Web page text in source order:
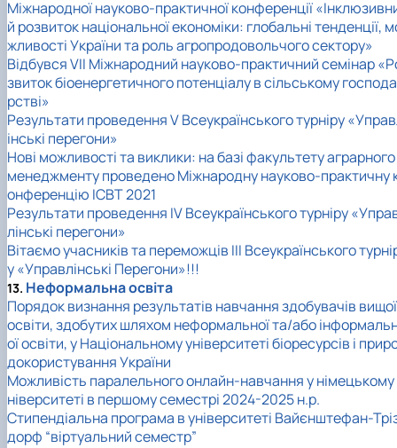
Міжнародної науково-практичної конференції
й розвиток національної економіки: глобальні тенденції,
жливості України та роль агропродовольчого сектору»
Відбувся VII Міжнародний науково-практичний семінар
звиток біоенергетичного потенціалу в сільському господа
рстві»
Результати проведення V Всеукраїнського турніру
інські перегони»
Нові можливості та виклики: на базі факультету аграрного
менеджменту проведено Міжнародну науково-практичну
онференцію ICBT 2021
Результати проведення ІV Всеукраїнського турніру
лінські перегони»
Вітаємо учасників та переможців III Всеукраїнського
у «Управлінські Перегони»!!!
13. Неформальна освіта
Порядок визнання результатів навчання здобувачів вищої
освіти, здобутих шляхом неформальної та/або
ої освіти, у Національному університеті біоресурсів і
докористування України
Можливість паралельного онлайн-навчання у німецькому
ніверситеті в першому семестрі 2024-2025 н.р.
Стипендіальна програма в університеті Вайєнштефан-
дорф “віртуальний семестр”